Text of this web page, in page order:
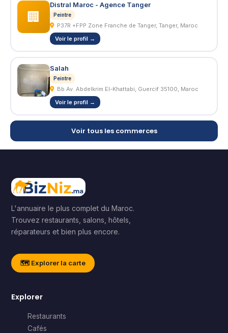
🏢
Distral Maroc - Agence Tanger
Peintre
P37R +FPP Zone Franche de Tanger, Tanger, Maroc
Voir le profil →
Salah
Peintre
Bb Av. Abdelkrim El-Khattabi, Guercif 35100, Maroc
Voir le profil →
Voir tous les commerces
L'annuaire le plus complet du Maroc.
Trouvez restaurants, salons, hôtels,
réparateurs et bien plus encore.
🗺️ Explorer la carte
Explorer
Restaurants
Cafés